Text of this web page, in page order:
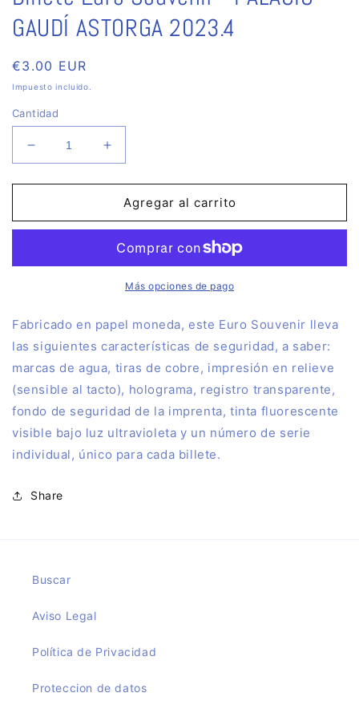
ventana
modal
GAUDÍ ASTORGA 2023.4
Precio
habitual
€3.00 EUR
Impuesto incluido.
Cantidad
Reducir
cantidad
para
Euro
PALACIO
2023.4
Aumentar
cantidad
para
Billete
Euro
PALACIO
GAUDÍ
2023.4
Agregar al carrito
Más opciones de pago
Fabricado en papel moneda, este Euro Souvenir lleva
las siguientes características de seguridad, a saber:
marcas de agua, tiras de cobre, impresión en relieve
(sensible al tacto), holograma, registro transparente,
fondo de seguridad de la imprenta, tinta fluorescente
visible bajo luz ultravioleta y un número de serie
individual, único para cada billete.
Share
Buscar
Aviso Legal
Política de Privacidad
Proteccion de datos